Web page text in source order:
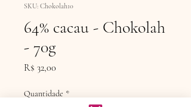
SKU: Chokolah10
64% cacau - Chokolah
- 70g
R$ 32,00
Quantidade *